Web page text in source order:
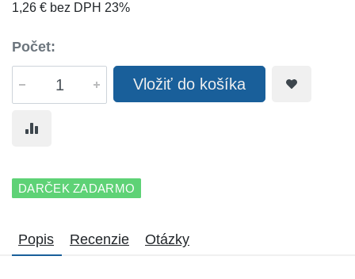
1,26 € bez DPH 23%
Počet:
Vložiť do košíka
DARČEK ZADARMO
Popis Recenzie Otázky